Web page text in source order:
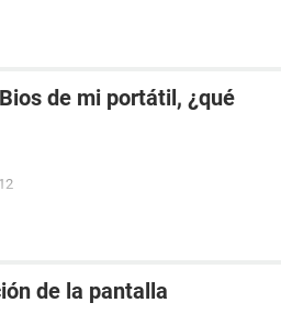
de mi portátil, ¿qué
de la pantalla